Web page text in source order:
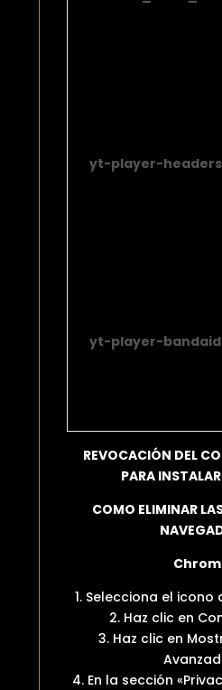
yt-player-
yt-player-
REVOCACIÓN DEL
PARA
COMO ELIMINAR
1. Selecciona el icono
2. Haz clic en
3. Haz clic en
4. En la sección